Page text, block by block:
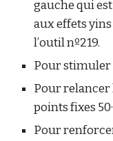
gauche qui
aux effets
l’outil nº219.
Pour stimuler
Pour relancer
points fixes 50·
Pour